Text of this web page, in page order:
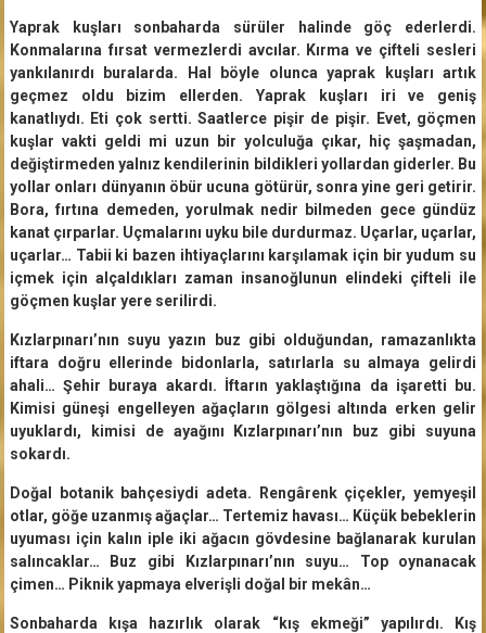
Yaprak kuşları sonbaharda sürüler halinde göç ederlerdi.
Konmalarına fırsat vermezlerdi avcılar. Kırma ve çifteli sesleri
yankılanırdı buralarda. Hal böyle olunca yaprak kuşları artık
geçmez oldu bizim ellerden. Yaprak kuşları iri ve geniş
kanatlıydı. Eti çok sertti. Saatlerce pişir de pişir. Evet, göçmen
kuşlar vakti geldi mi uzun bir yolculuğa çıkar, hiç şaşmadan,
değiştirmeden yalnız kendilerinin bildikleri yollardan giderler. Bu
yollar onları dünyanın öbür ucuna götürür, sonra yine geri getirir.
Bora, fırtına demeden, yorulmak nedir bilmeden gece gündüz
kanat çırparlar. Uçmalarını uyku bile durdurmaz. Uçarlar, uçarlar,
uçarlar… Tabii ki bazen ihtiyaçlarını karşılamak için bir yudum su
içmek için alçaldıkları zaman insanoğlunun elindeki çifteli ile
göçmen kuşlar yere serilirdi.
Kızlarpınarı’nın suyu yazın buz gibi olduğundan, ramazanlıkta
iftara doğru ellerinde bidonlarla, satırlarla su almaya gelirdi
ahali… Şehir buraya akardı. İftarın yaklaştığına da işaretti bu.
Kimisi güneşi engelleyen ağaçların gölgesi altında erken gelir
uyuklardı, kimisi de ayağını Kızlarpınarı’nın buz gibi suyuna
sokardı.
Doğal botanik bahçesiydi adeta. Rengârenk çiçekler, yemyeşil
otlar, göğe uzanmış ağaçlar… Tertemiz havası… Küçük bebeklerin
uyuması için kalın iple iki ağacın gövdesine bağlanarak kurulan
salıncaklar… Buz gibi Kızlarpınarı’nın suyu… Top oynanacak
çimen… Piknik yapmaya elverişli doğal bir mekân…
Sonbaharda kışa hazırlık olarak “kış ekmeği” yapılırdı. Kış